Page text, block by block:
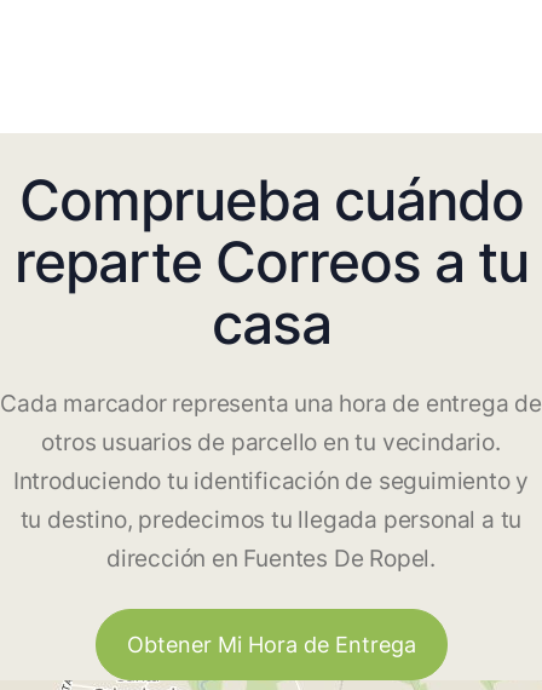
Comprueba cuándo
reparte Correos a tu
casa
Cada marcador representa una hora de entrega de
otros usuarios de parcello en tu vecindario.
Introduciendo tu identificación de seguimiento y
tu destino, predecimos tu llegada personal a tu
dirección en Fuentes De Ropel.
Obtener Mi Hora de Entrega